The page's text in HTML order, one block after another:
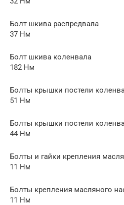
Болт шкива распредвала
37 Нм
Болт шкива коленвала
182 Нм
Болты крышки постели
51 Нм
Болты крышки постели
44 Нм
Болты и гайки крепления
11 Нм
Болты крепления масляного
11 Нм